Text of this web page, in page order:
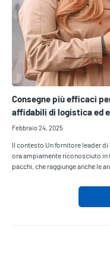
Consegne più efficaci
affidabili di logistica ed
Febbraio 24, 2025
Il contesto Un fornitore leader
ora ampiamente riconosciuto in
pacchi, che raggiunge anche le